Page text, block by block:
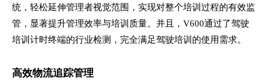
统，轻松延伸管理者视觉范围，实现对整个培训过程的有效监
管，显著提升管理效率与培训质量。并且，V600通过了驾驶
培训计时终端的行业检测，完全满足驾驶培训的使用需求。
高效物流追踪管理